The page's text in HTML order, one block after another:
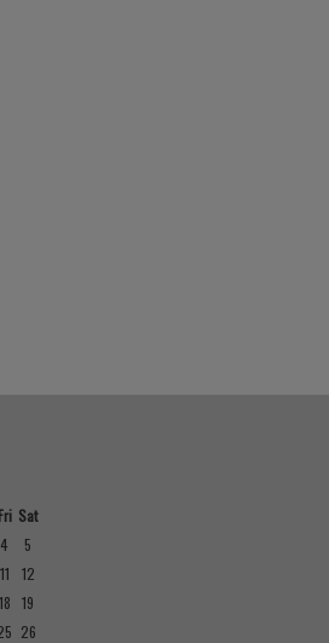
Fri Sat
4
5
11
12
18 19
26